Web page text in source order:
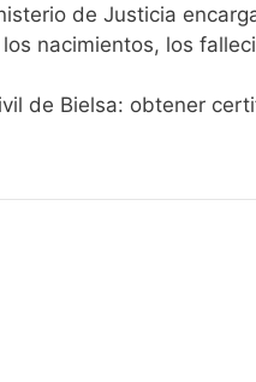
de Justicia
nacimientos, los
de Bielsa: obtener